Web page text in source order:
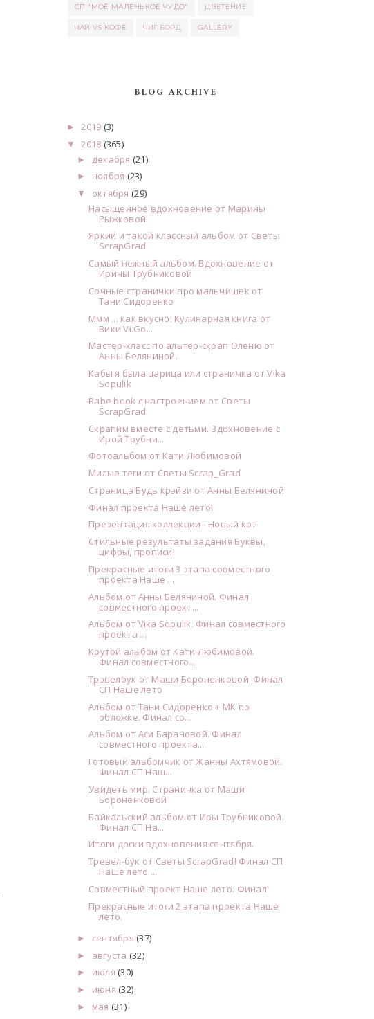
СП "МОЁ МАЛЕНЬКОЕ ЧУДО" ЦВЕТЕНИЕ
ЧАЙ VS КОФЕ ЧИПБОРД GALLERY
BLOG ARCHIVE
►2019 (3)
▼ 2018 (365)
► декабря (21)
► ноября (23)
▼ октября (29)
Насыщенное вдохновение от Марины
Рыжковой.
Яркий и такой классный альбом от Светы
ScrapGrad
Самый нежный альбом. Вдохновение от
Ирины Трубниковой
Сочные странички про мальчишек от
Тани Сидоренко
Ммм ... как вкусно! Кулинарная книга от
Вики Vi.Go...
Мастер-класс по альтер-скрап Оленю от
Анны Беляниной.
Кабы я была царица или страничка от Vika
Sopulik
Babe book с настроением от Светы
ScrapGrad
Скрапим вместе с детьми. Вдохновение с
Ирой Трубни...
Фотоальбом от Кати Любимовой
Милые теги от Светы Scrap_Grad
Страница Будь крэйзи от Анны Беляниной
Финал проекта Наше лето!
Презентация коллекции - Новый кот
Стильные результаты задания Буквы,
цифры, прописи!
Прекрасные итоги 3 этапа совместного
проекта Наше ...
Альбом от Анны Беляниной. Финал
совместного проект...
Альбом от Vika Sopulik. Финал совместного
проекта ...
Крутой альбом от Кати Любимовой.
Финал совместного...
Трэвелбук от Маши Бороненковой. Финал
СП Наше лето
Альбом от Тани Сидоренко + МК по
обложке. Финал со...
Альбом от Аси Барановой. Финал
совместного проекта...
Готовый альбомчик от Жанны Ахтямовой.
Финал СП Наш...
Увидеть мир. Страничка от Маши
Бороненковой
Байкальский альбом от Иры Трубниковой.
Финал СП На...
Итоги доски вдохновения сентября.
Тревел-бук от Светы ScrapGrad! Финал СП
Наше лето ...
Совместный проект Наше лето. Финал
Прекрасные итоги 2 этапа проекта Наше
лето.
► сентября (37)
► августа (32)
► июля (30)
► июня (32)
► мая (31)